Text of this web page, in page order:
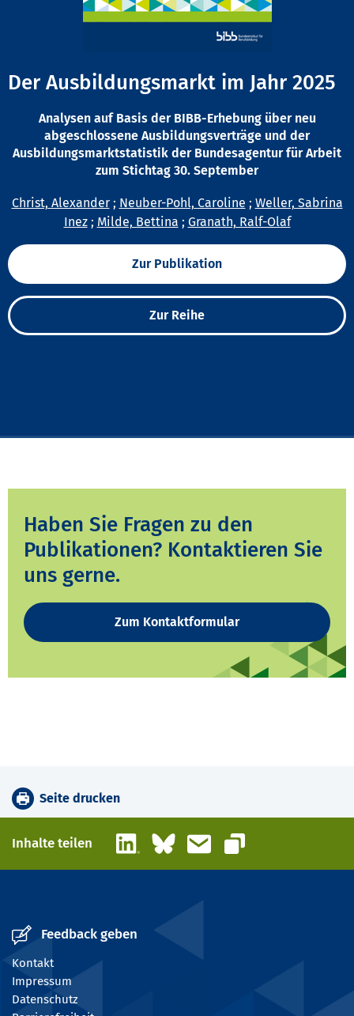
Der Ausbildungsmarkt im Jahr 2025
Analysen auf Basis der BIBB-Erhebung über neu
abgeschlossene Ausbildungsverträge und der
Ausbildungsmarktstatistik der Bundesagentur für Arbeit
zum Stichtag 30. September
Christ, Alexander; Neuber-Pohl, Caroline ; Weller, Sabrina
Inez; Milde, Bettina ; Granath, Ralf-Olaf
Zur Publikation
Zur Reihe
Haben Sie Fragen zu den
Publikationen? Kontaktieren Sie
uns gerne.
Zum Kontaktformular
Seite drucken
Inhalte teilen LinkedInBlueskyE-Mail
Link kopieren
Feedback geben
Kontakt
Impressum
Datenschutz